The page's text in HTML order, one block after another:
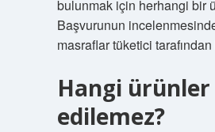
bulunmak için herhangi bir
Başvurunun
masraflar tüketici
Hangi ürünler
edilemez?